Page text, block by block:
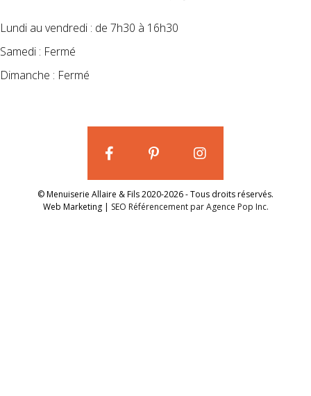
Lundi au vendredi : de 7h30 à 16h30
Samedi : Fermé
Dimanche : Fermé
© Menuiserie Allaire & Fils 2020-2026 - Tous droits réservés.
Web Marketing | SEO Référencement par Agence Pop Inc.